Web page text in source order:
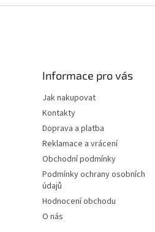
Informace pro vás
Jak nakupovat
Kontakty
Doprava a platba
Reklamace a vrácení
Obchodní podmínky
Podmínky ochrany osobních
údajů
Hodnocení obchodu
O nás